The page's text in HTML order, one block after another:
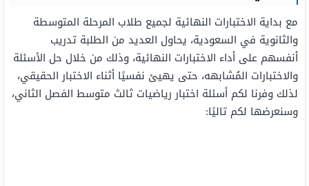
مع بداية الاختبارات النهائية لجميع طلاب المرحلة المتوسطة
والثانوية في السعودية، يحاول العديد من الطلبة تدريب
أنفسهم على أداء الاختبارات النهائية، وذلك من خلال حل الأسئلة
والاختبارات المُشابهه، حتى يهيئ نفسيًا أثناء الاختبار الحقيقي،
لذلك وفرنا لكم أسئلة اختبار رياضيات ثالث متوسط الفصل الثاني،
وسنعرضها لكم تاليًا: